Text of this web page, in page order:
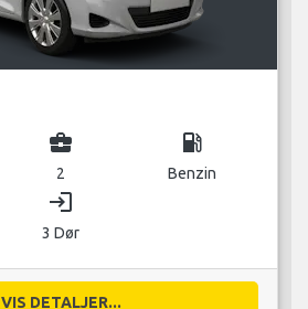
business_center
2
local_gas_station
Benzin
login
3 Dør
VIS DETALJER...